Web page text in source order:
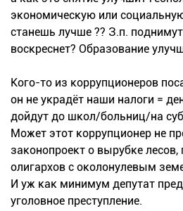
экономическую или
станешь лучше ?? З.п.
воскреснет? Образование
Кого-то из коррупционеров
он не украдёт наши налоги =
дойдут до школ/больниц/на
Может этот коррупционер не
законопроект о вырубке
олигархов с околонулевым
И уж как минимум депутат
уголовное преступление.